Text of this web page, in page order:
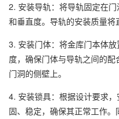
2. 安装导轨：将导轨固定在
和垂直度。导轨的安装质量将
3. 安装门体：将金库门本体
度，确保门体与导轨之间的
门洞的侧壁上。
4. 安装锁具：根据设计要求
固、稳定，确保其正常工作